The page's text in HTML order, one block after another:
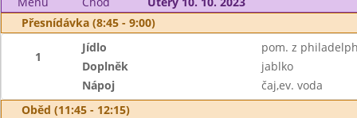
Přesnídávka (8:45 - 9:00)
1
Jídlo
pom. z
Doplněk
jablko
Nápoj
čaj,ev. voda
Oběd (11:45 - 12:15)